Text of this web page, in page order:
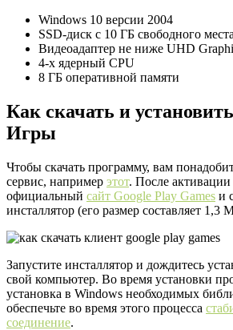
Windows 10 версии 2004
SSD-диск c 10 ГБ свободного места
Видеоадаптер не ниже UHD
4-х ядерный CPU
8 ГБ оперативной памяти
Как скачать и
Игры
Чтобы скачать программу, вам
сервис, например этот. После
официальный сайт Google Play Games и
инсталлятор (его размер составляет 1,3
Запустите инсталлятор и дождитесь
свой компьютер. Во время установки
установка в Windows необходимых
обеспечьте во время этого процесса
соединение.